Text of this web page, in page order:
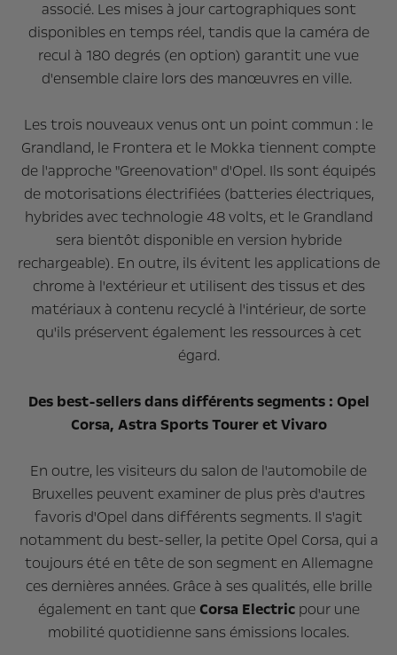
associé. Les mises à jour cartographiques sont
disponibles en temps réel, tandis que la caméra de
recul à 180 degrés (en option) garantit une vue
d'ensemble claire lors des manœuvres en ville.
Les trois nouveaux venus ont un point commun : le
Grandland, le Frontera et le Mokka tiennent compte
de l'approche "Greenovation" d'Opel. Ils sont équipés
de motorisations électrifiées (batteries électriques,
hybrides avec technologie 48 volts, et le Grandland
sera bientôt disponible en version hybride
rechargeable). En outre, ils évitent les applications de
chrome à l'extérieur et utilisent des tissus et des
matériaux à contenu recyclé à l'intérieur, de sorte
qu'ils préservent également les ressources à cet
égard.
Des best-sellers dans différents segments : Opel
Corsa, Astra Sports Tourer et Vivaro
En outre, les visiteurs du salon de l'automobile de
Bruxelles peuvent examiner de plus près d'autres
favoris d'Opel dans différents segments. Il s'agit
notamment du best-seller, la petite Opel Corsa, qui a
toujours été en tête de son segment en Allemagne
ces dernières années. Grâce à ses qualités, elle brille
également en tant queCorsa Electricpour une
mobilité quotidienne sans émissions locales.